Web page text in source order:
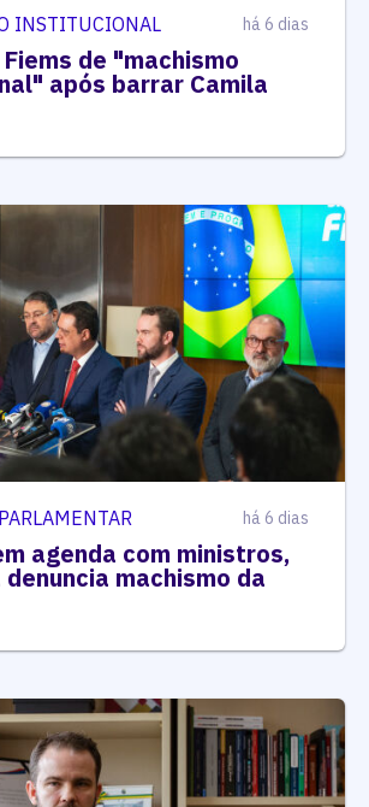
INSTITUCIONAL há 6 dias
de "machismo
após barrar Camila
há 6 dias
agenda com ministros,
machismo da